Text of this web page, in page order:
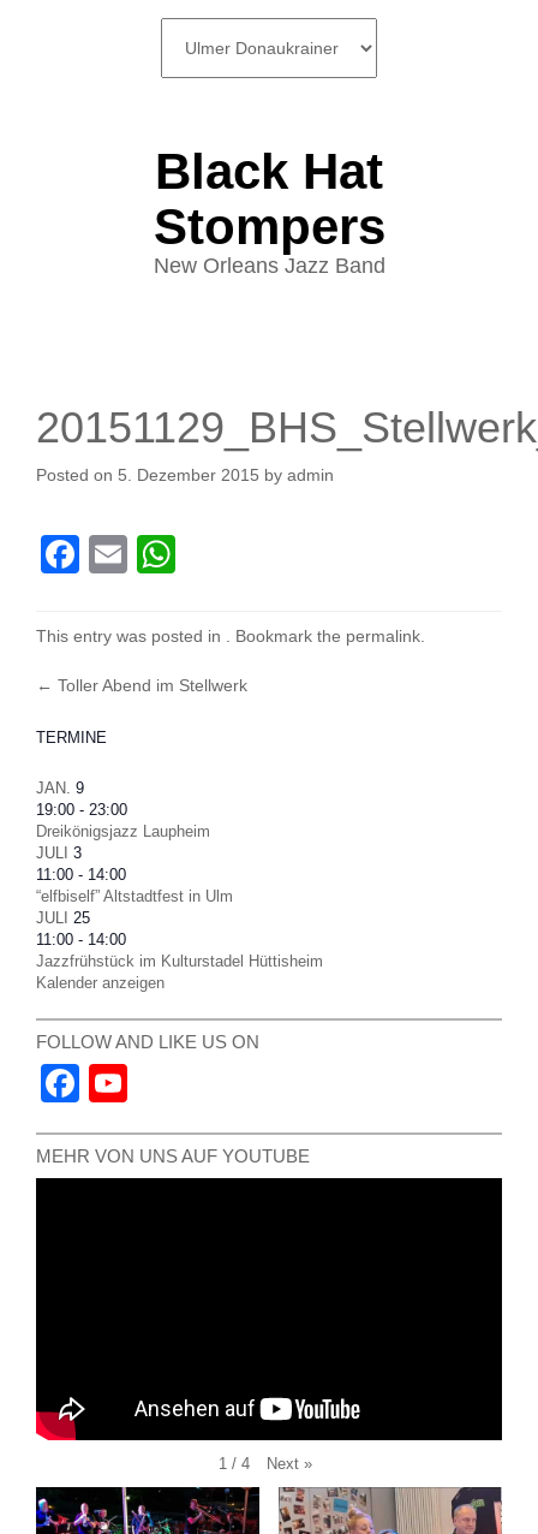
Black Hat
Stompers
New Orleans Jazz Band
Posted on 5. Dezember 2015 by admin
Facebook
Email
This entry was posted in . Bookmark the permalink
Post
navigation
← Toller Abend im Stellwerk
TERMINE
JAN. 9
19:00 - 23:00
Dreikönigsjazz Laupheim
JULI 3
11:00 - 14:00
“elfbiself” Altstadtfest in Ulm
JULI 25
11:00 - 14:00
Jazzfrühstück im Kulturstadel Hüttisheim
Kalender anzeigen
FOLLOW AND LIKE US ON
Facebook
Channel
MEHR VON UNS AUF YOUTUBE
1 / 4 Next »